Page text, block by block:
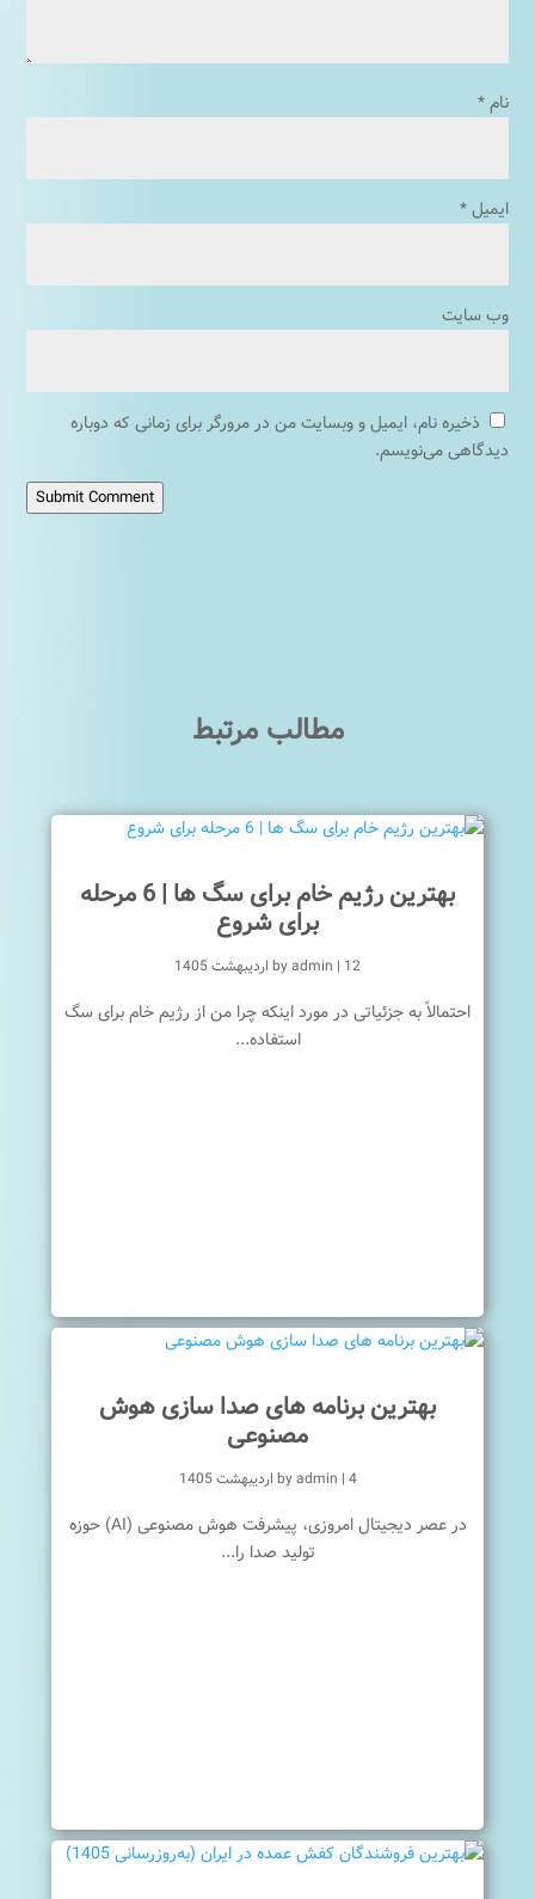
نام*
ایمیل*
وب‌ سایت
ذخیره نام، ایمیل و وبسایت من در مرورگر برای زمانی که دوباره
دیدگاهی می‌نویسم.
Submit Comment
مطالب مرتبط
بهترین رژیم خام برای سگ ها | 6 مرحله
برای شروع
byadmin | 12 اردیبهشت 1405
احتمالاً به جزئیاتی در مورد اینکه چرا من از رژیم خام برای سگ
استفاده...
بهترین برنامه های صدا سازی هوش
مصنوعی
byadmin | 4 اردیبهشت 1405
در عصر دیجیتال امروزی، پیشرفت هوش مصنوعی (AI) حوزه
تولید صدا را...